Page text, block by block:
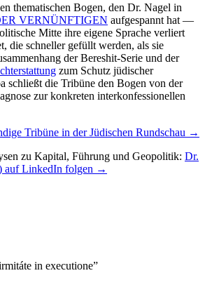
thematischen Bogen, den Dr. Nagel in
VERNÜNFTIGEN aufgespannt hat —
Mitte ihre eigene Sprache verliert
die schneller gefüllt werden, als sie
der Bereshit-Serie und der
zum Schutz jüdischer
schließt die Tribüne den Bogen von der
zur konkreten interkonfessionellen
Tribüne in der Jüdischen Rundschau →
zu Kapital, Führung und Geopolitik: Dr.
auf LinkedIn folgen →
in executione”